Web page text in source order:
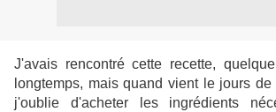
J'avais rencontré cette recette,
longtemps, mais quand vient le jours
j'oublie d'acheter les ingrédients